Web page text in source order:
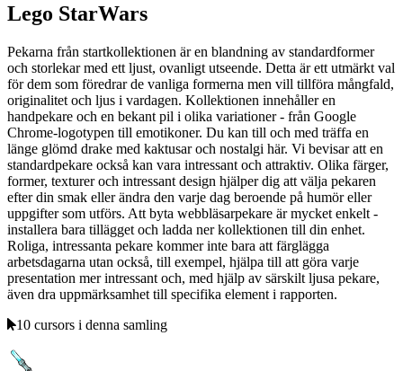
Lego StarWars
Pekarna från startkollektionen är en blandning av standardformer
och storlekar med ett ljust, ovanligt utseende. Detta är ett utmärkt val
för dem som föredrar de vanliga formerna men vill tillföra mångfald,
originalitet och ljus i vardagen. Kollektionen innehåller en
handpekare och en bekant pil i olika variationer - från Google
Chrome-logotypen till emotikoner. Du kan till och med träffa en
länge glömd drake med kaktusar och nostalgi här. Vi bevisar att en
standardpekare också kan vara intressant och attraktiv. Olika färger,
former, texturer och intressant design hjälper dig att välja pekaren
efter din smak eller ändra den varje dag beroende på humör eller
uppgifter som utförs. Att byta webbläsarpekare är mycket enkelt -
installera bara tillägget och ladda ner kollektionen till din enhet.
Roliga, intressanta pekare kommer inte bara att färglägga
arbetsdagarna utan också, till exempel, hjälpa till att göra varje
presentation mer intressant och, med hjälp av särskilt ljusa pekare,
även dra uppmärksamhet till specifika element i rapporten.
10 cursors i denna samling